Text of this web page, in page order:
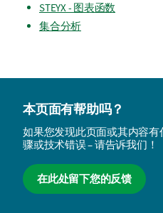
STEYX - 图表函数
集合分析
本页面有帮助吗？
如果您发现此页面或其内容
骤或技术错误 – 请告诉我们！
在此处留下您的反馈